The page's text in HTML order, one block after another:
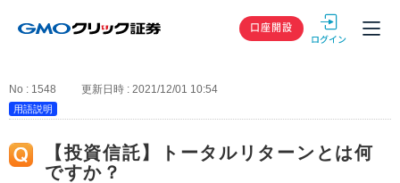
GMOクリック
口座開設
No : 1548 更新日時 : 2021/12/01 10:54
用語説明
【投資信託】トータルリターンとは何
ですか？